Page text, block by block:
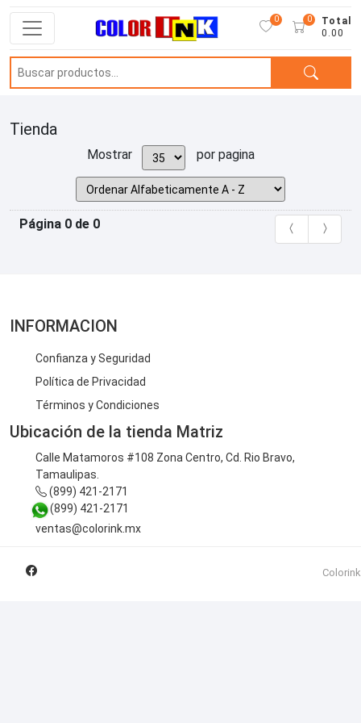
0
Total
0.00
0
Tienda
Mostrar por pagina
Página 0 de 0
INFORMACION
Confianza y Seguridad
Política de Privacidad
Términos y Condiciones
Ubicación de la tienda Matriz
Calle Matamoros #108 Zona Centro, Cd. Rio Bravo,
Tamaulipas.
(899) 421-2171
(899) 421-2171
ventas@colorink.mx
Colorink